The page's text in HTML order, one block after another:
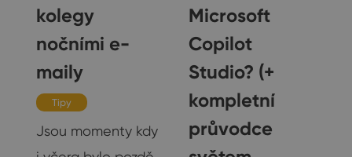
kolegy
nočními e-
maily
Tipy
Jsou momenty kdy
Microsoft
Copilot
Studio? (+
kompletní
průvodce